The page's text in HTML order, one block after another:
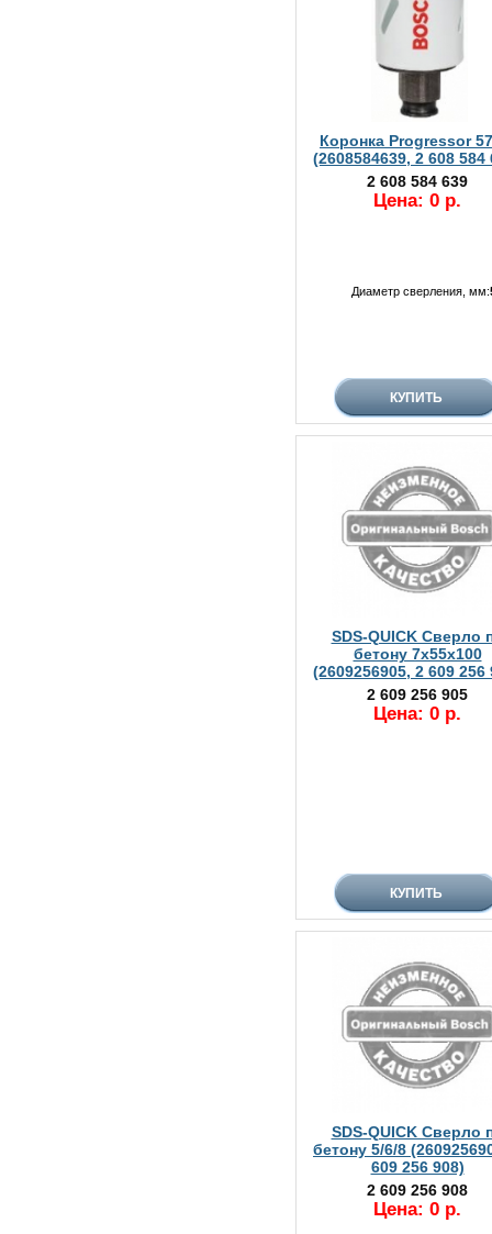
Коронка Progressor
(2608584639, 2 608 584
2 608 584 639
Цена: 0 р.
Диаметр сверления, мм:
SDS-QUICK Сверло
бетону 7x55x100
(2609256905, 2 609 256
2 609 256 905
Цена: 0 р.
SDS-QUICK Сверло
бетону 5/6/8
609 256 908)
2 609 256 908
Цена: 0 р.